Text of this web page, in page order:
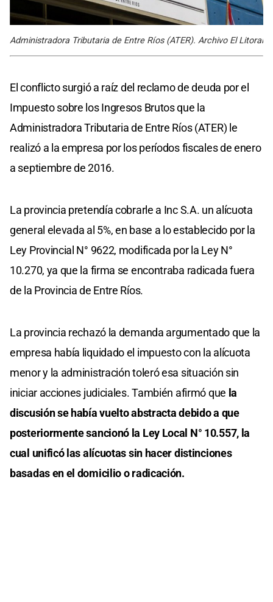
Administradora Tributaria de Entre Ríos (ATER). Archivo El Litoral
El conflicto surgió a raíz del reclamo de deuda por el
Impuesto sobre los Ingresos Brutos que la
Administradora Tributaria de Entre Ríos (ATER) le
realizó a la empresa por los períodos fiscales de enero
a septiembre de 2016.
La provincia pretendía cobrarle a Inc S.A. un alícuota
general elevada al 5%, en base a lo establecido por la
Ley Provincial N° 9622, modificada por la Ley N°
10.270, ya que la firma se encontraba radicada fuera
de la Provincia de Entre Ríos.
La provincia rechazó la demanda argumentado que la
empresa había liquidado el impuesto con la alícuota
menor y la administración toleró esa situación sin
iniciar acciones judiciales. También afirmó que la
discusión se había vuelto abstracta debido a que
posteriormente sancionó la Ley Local N° 10.557, la
cual unificó las alícuotas sin hacer distinciones
basadas en el domicilio o radicación.